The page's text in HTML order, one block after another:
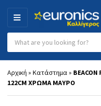
MENU
Category name
Αρχική » Κατάστημα»
122CM ΧΡΩΜΑ ΜΑΥΡΟ